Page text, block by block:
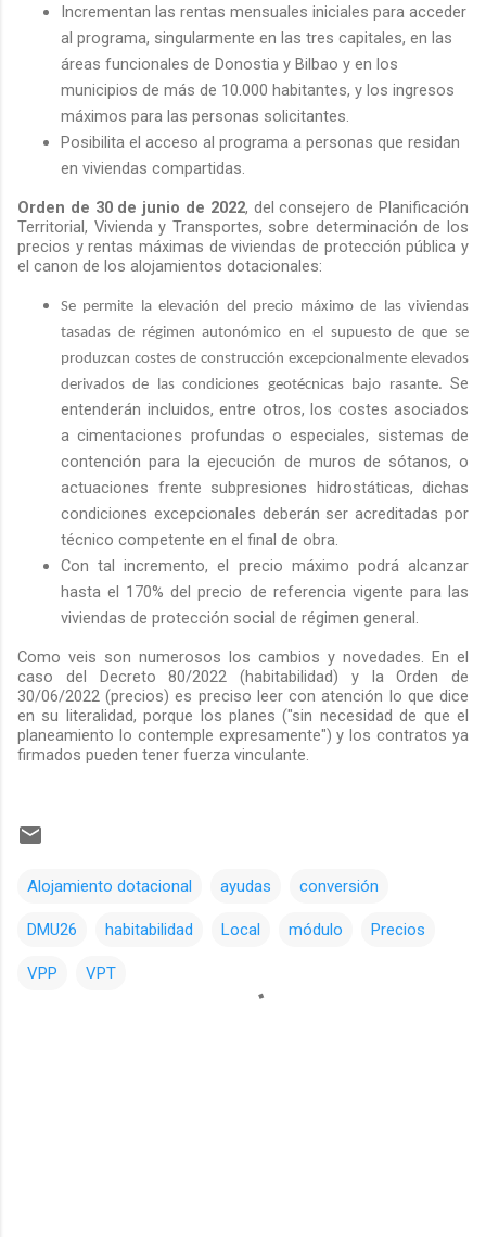
Incrementan las rentas mensuales iniciales para acceder
al programa, singularmente en las tres capitales, en las
áreas funcionales de Donostia y Bilbao y en los
municipios de más de 10.000 habitantes, y los ingresos
máximos para las personas solicitantes.
Posibilita el acceso al programa a personas que residan
en viviendas compartidas.
Orden de 30 de junio de 2022, del consejero de Planificación
Territorial, Vivienda y Transportes, sobre determinación de los
precios y rentas máximas de viviendas de protección pública y
el canon de los alojamientos dotacionales:
Se permite la elevación del precio máximo de las viviendas
tasadas de régimen autonómico en el supuesto de que se
produzcan costes de construcción excepcionalmente elevados
derivados de las condiciones geotécnicas bajo rasante. Se
entenderán incluidos, entre otros, los costes asociados
a cimentaciones profundas o especiales, sistemas de
contención para la ejecución de muros de sótanos, o
actuaciones frente subpresiones hidrostáticas, dichas
condiciones excepcionales deberán ser acreditadas por
técnico competente en el final de obra.
Con tal incremento, el precio máximo podrá alcanzar
hasta el 170% del precio de referencia vigente para las
viviendas de protección social de régimen general.
Como veis son numerosos los cambios y novedades. En el
caso del Decreto 80/2022 (habitabilidad) y la Orden de
30/06/2022 (precios) es preciso leer con atención lo que dice
en su literalidad, porque los planes ("sin necesidad de que el
planeamiento lo contemple expresamente") y los contratos ya
firmados pueden tener fuerza vinculante.
Alojamiento dotacional ayudas conversión
DMU26 habitabilidad Local módulo Precios
VPP VPT